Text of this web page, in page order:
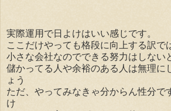
実際運用で日よけはいい感じです。
ここだけやっても格段に向上する訳で
小さな会社なのでできる努力はしない
儲かってる人や余裕のある人は無理に
ょう
ただ、やってみなきゃ分からん性分で
け